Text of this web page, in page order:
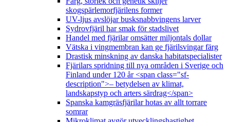
skogspärlemorfjärilens former
UV-ljus avslöjar busksnabbvingens larver
Sydrovfjäril har smak för stadslivet
Handel med fjärilar omsätter miljontals dollar
Vätska i vingmembran kan ge fjärilsvingar färg
Drastisk minskning av danska habitatspecialister
Fjärilars spridning till nya områden i Sverige och
Finland under 120 år <span class="sf-
description">– betydelsen av klimat,
landskapstyp och arters särdrag</span>
Spanska kamgräsfjärilar hotas av allt torrare
somrar